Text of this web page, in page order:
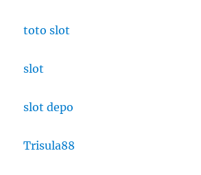
toto slot
slot
slot depo
Trisula88